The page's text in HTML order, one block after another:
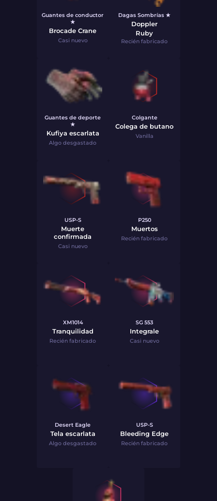
Guantes de conductor
★
Brocade Crane
Casi nuevo
Dagas Sombrías ★
Doppler
Ruby
Recién fabricado
Guantes de deporte
★
Kufiya escarlata
Algo desgastado
Colgante
Colega de butano
Vanilla
USP-S
Muerte
confirmada
Casi nuevo
P250
Muertos
Recién fabricado
XM1014
Tranquilidad
Recién fabricado
SG 553
Integrale
Casi nuevo
Desert Eagle
Tela escarlata
Algo desgastado
USP-S
Bleeding Edge
Recién fabricado